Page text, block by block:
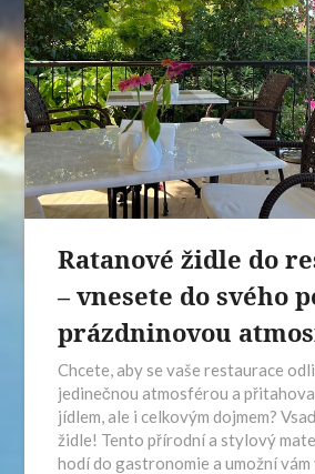
Ratanové židle do
– vnesete do svého
prázdninovou
Chcete, aby se vaše restaurace
jedinečnou atmosférou a
jídlem, ale i celkovým dojmem?
židle! Tento přírodní a stylový
hodí do gastronomie a umožní